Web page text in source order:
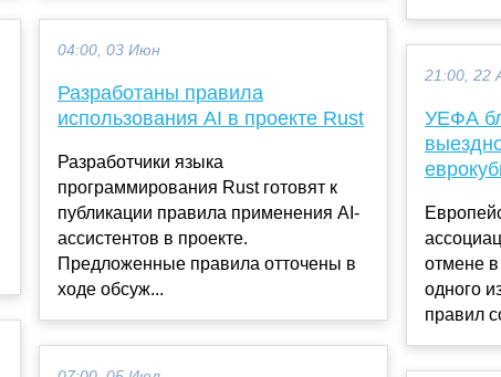
04:00, 03 Июн
Разработаны правила
использования AI в проекте Rust
Разработчики языка
программирования Rust готовят к
публикации правила применения AI-
ассистентов в проекте.
Предложенные правила отточены в
ходе обсуж...
21:00, 22
УЕФА
отмене в
одного
правил